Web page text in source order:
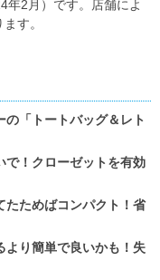
2月）です。店舗によ
す。
「トートバッグ＆レト
で！クローゼットを有効
ためばコンパクト！省
り簡単で良いかも！失